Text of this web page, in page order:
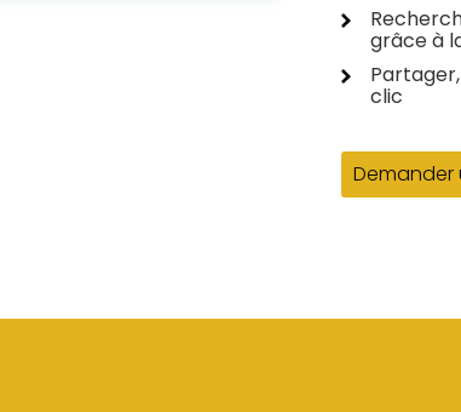
grâce à
clic
Demander